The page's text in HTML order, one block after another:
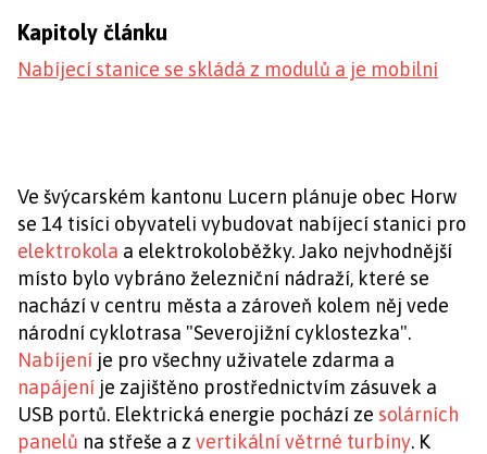
Kapitoly článku
Nabíjecí stanice se skládá z modulů a je mobilní
Ve švýcarském kantonu Lucern plánuje obec Horw
se 14 tisíci obyvateli vybudovat nabíjecí stanici pro
elektrokola a elektrokoloběžky. Jako nejvhodnější
místo bylo vybráno železniční nádraží, které se
nachází v centru města a zároveň kolem něj vede
národní cyklotrasa "Severojižní cyklostezka".
Nabíjení je pro všechny uživatele zdarma a
napájení je zajištěno prostřednictvím zásuvek a
USB portů. Elektrická energie pochází ze solárních
panelů na střeše a z vertikální větrné turbíny. K